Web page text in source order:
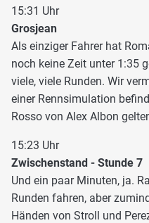
15:31 Uhr
Grosjean
Als einziger Fahrer hat
noch keine Zeit unter 1:35
viele, viele Runden. Wir
einer Rennsimulation
Rosso von Alex Albon
15:23 Uhr
Zwischenstand - Stunde 7
Und ein paar Minuten, ja.
Runden fahren, aber
Händen von Stroll und